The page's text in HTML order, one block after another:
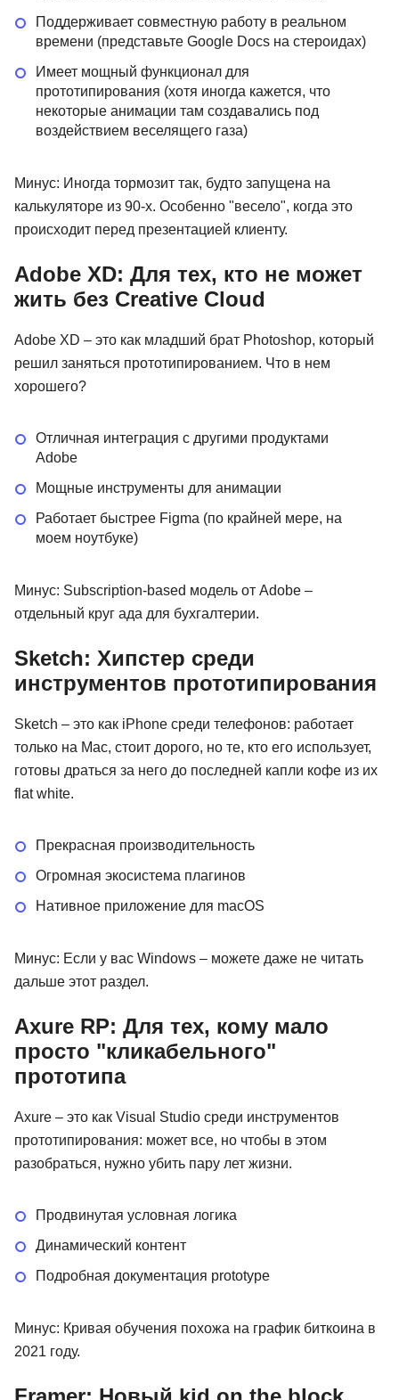
Поддерживает совместную работу в реальном
времени (представьте Google Docs на стероидах)
Имеет мощный функционал для
прототипирования (хотя иногда кажется, что
некоторые анимации там создавались под
воздействием веселящего газа)
Минус: Иногда тормозит так, будто запущена на
калькуляторе из 90-х. Особенно "весело", когда это
происходит перед презентацией клиенту.
Adobe XD: Для тех, кто не может
жить без Creative Cloud
Adobe XD – это как младший брат Photoshop, который
решил заняться прототипированием. Что в нем
хорошего?
Отличная интеграция с другими продуктами
Adobe
Мощные инструменты для анимации
Работает быстрее Figma (по крайней мере, на
моем ноутбуке)
Минус: Subscription-based модель от Adobe –
отдельный круг ада для бухгалтерии.
Sketch: Хипстер среди
инструментов прототипирования
Sketch – это как iPhone среди телефонов: работает
только на Mac, стоит дорого, но те, кто его использует,
готовы драться за него до последней капли кофе из их
flat white.
Прекрасная производительность
Огромная экосистема плагинов
Нативное приложение для macOS
Минус: Если у вас Windows – можете даже не читать
дальше этот раздел.
Axure RP: Для тех, кому мало
просто "кликабельного"
прототипа
Axure – это как Visual Studio среди инструментов
прототипирования: может все, но чтобы в этом
разобраться, нужно убить пару лет жизни.
Продвинутая условная логика
Динамический контент
Подробная документация prototype
Минус: Кривая обучения похожа на график биткоина в
2021 году.